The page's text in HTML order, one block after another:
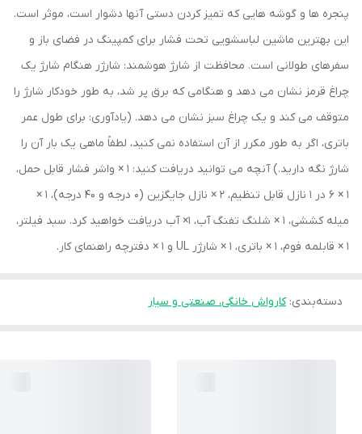
پنجره ها و گوشه هایی که تمیز کردن دستی آنها دشوار است، موثر است.
این بهترین ماشین لباسشویی تحت فشار برای کمپینگ در فضای باز و
سفرهای طولانی است. محافظت از شارژ هوشمند: شارژر هنگام شارژ یک
چراغ قرمز نشان می دهد و هنگامی که برق پر شد، به طور خودکار شارژ را
متوقف می کند و یک چراغ سبز نشان می دهد. (یادآوری: برای طول عمر
باتری، اگر به طور مکرر از آن استفاده نمی کنید، لطفاً ماهی یک بار آن را
شارژ نگه دارید.) آنچه می توانید دریافت کنید: 1 × واشر فشار قابل حمل،
1 × 6 در 1 نازل قابل تنظیم، 2 × نازل جایگزین (0 درجه و 40 درجه)، 1 ×
میله کششی، 1 × شلنگ تفنگ آب، 1× آب دریافت خواهید کرد. سبد فیلتر،
1 × قابلمه فوم، 1 × باتری، 1 × شارژر UL و 1 × دفترچه راهنمای کار.
دسته‌بندی:کارواش خانگی، صنعتی و سیار